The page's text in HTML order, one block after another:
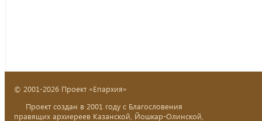
© 2001-2026 Проект «Епархия»
Проект создан в 2001 году с Благословения
правящих архиереев Казанской, Йошкар-Олинской,